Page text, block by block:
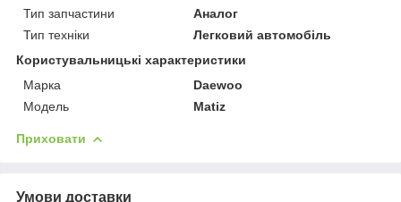
Тип запчастини
Аналог
Тип техніки
Легковий автомобіль
Користувальницькі характеристики
Марка
Daewoo
Мoдель
Matiz
Приховати
Умови доставки